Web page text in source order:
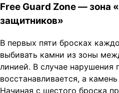
Free Guard Zone — зона
защитников»
В первых пяти бросках
выбивать камни из зоны
линией. В случае нарушения
восстанавливается, а
Начиная с шестого броска